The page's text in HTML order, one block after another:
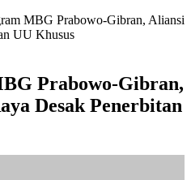
MBG Prabowo-Gibran, Aliansi
UU Khusus
Prabowo-Gibran,
Desak Penerbitan